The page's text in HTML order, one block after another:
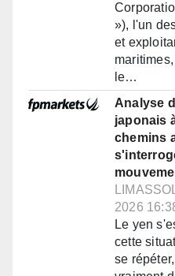
»), l'un
et
le…
Analyse
japonais
chemins
2026
Le yen
cette
se